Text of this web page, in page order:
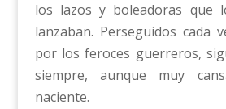
los lazos y boleadoras que
lanzaban. Perseguidos cada
por los feroces guerreros,
siempre, aunque muy
naciente.